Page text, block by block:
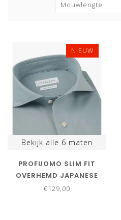
Mouwlengte
NIEUW
Bekijk alle 6 maten
PROFUOMO SLIM FIT
OVERHEMD JAPANESE
KNITTED BLUE BLAUW
€129,00